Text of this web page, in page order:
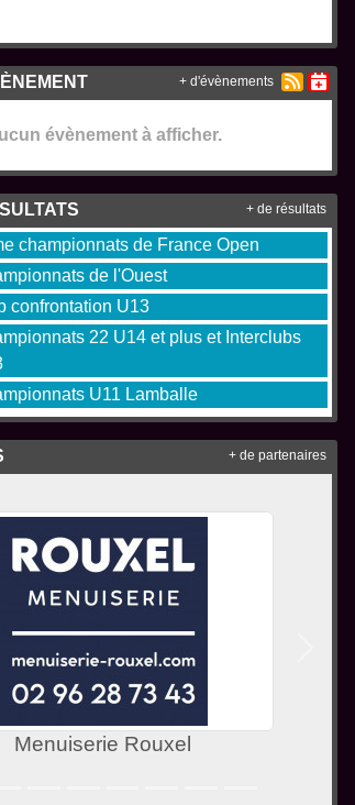
évènement à afficher.
+ d'évènements
championnats de France Open
de l'Ouest
confrontation U13
22 U14 et plus et Interclubs
U11 Lamballe
+ de résultats
Menuiserie Rouxel
+ de partenaires